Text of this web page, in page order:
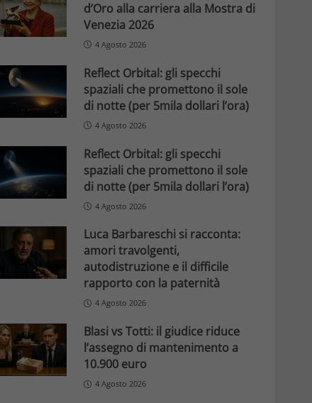
d’Oro alla carriera alla Mostra di
Venezia 2026
4 Agosto 2026
Reflect Orbital: gli specchi
spaziali che promettono il sole
di notte (per 5mila dollari l’ora)
4 Agosto 2026
Reflect Orbital: gli specchi
spaziali che promettono il sole
di notte (per 5mila dollari l’ora)
4 Agosto 2026
Luca Barbareschi si racconta:
amori travolgenti,
autodistruzione e il difficile
rapporto con la paternità
4 Agosto 2026
Blasi vs Totti: il giudice riduce
l’assegno di mantenimento a
10.900 euro
4 Agosto 2026